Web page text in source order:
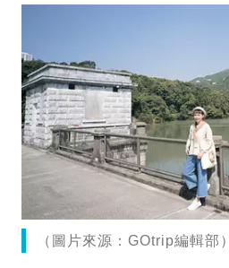
（圖片來源：GOtrip編輯部）